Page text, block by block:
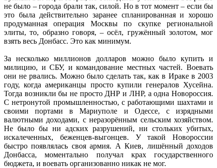
не было – города брали так, силой. Но в тот момент – если бы
это была действительно заранее спланированная и хорошо
продуманная операция Москвы по скупке региональной
элиты, то, образно говоря, – осёл, гружённый золотом, мог
взять весь Донбасс. Это как минимум.
За несколько миллионов долларов можно было купить и
милицию, и СБУ, и командование местных частей. Воевать
они не рвались. Можно было сделать так, как в Ираке в 2003
году, когда американцы просто купили генералов Хусейна.
Тогда возникли бы не просто ДНР и ЛНР, а одна Новороссия.
С нетронутой промышленностью, с работающими шахтами и
своими портами в Мариуполе и Одессе, с изрядными
валютными доходами, с неразорённым сельским хозяйством.
Не было бы ни адских разрушений, ни стольких убитых,
искалеченных, беженцев-выгонцев. У такой Новороссии
быстро появлялась своя армия. А Киев, лишённый доходов
Донбасса, моментально получал крах государственного
бюджета, и воевать организованно никак не мог.